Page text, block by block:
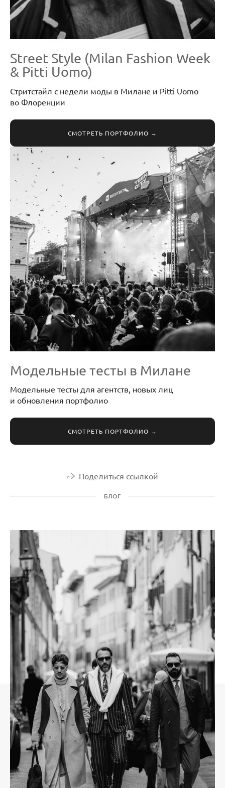
Street Style (Milan Fashion Week
& Pitti Uomo)
Стритстайл с недели моды в Милане и Pitti Uomo
во Флоренции
СМОТРЕТЬ ПОРТФОЛИО →
Модельные тесты в Милане
Модельные тесты для агентств, новых лиц
и обновления портфолио
СМОТРЕТЬ ПОРТФОЛИО →
Поделиться ссылкой
БЛОГ